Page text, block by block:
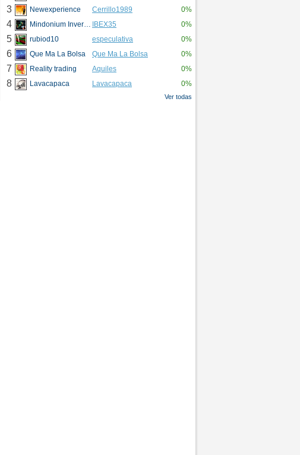
3 Newexperience Cerrillo1989 0%
4 Mindonium Inversions IBEX35 0%
5 rubiod10 especulativa 0%
6 Que Ma La Bolsa Que Ma La Bolsa 0%
7 Reality trading Aquiles 0%
8 Lavacapaca Lavacapaca 0%
Ver todas